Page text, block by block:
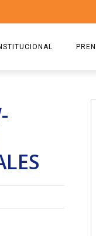
DIRECTIVA 2023-
CIRIELLI